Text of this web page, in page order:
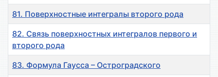
81. Поверхностные интегралы второго рода
82. Связь поверхностных интегралов первого и
второго рода
83. Формула Гаусса – Остроградского